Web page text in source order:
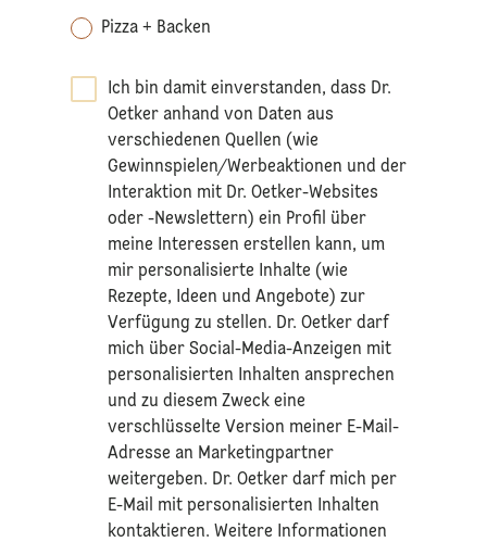
Pizza + Backen
Ich bin damit einverstanden, dass Dr.
Oetker anhand von Daten aus
verschiedenen Quellen (wie
Gewinnspielen/Werbeaktionen und der
Interaktion mit Dr. Oetker-Websites
oder -Newslettern) ein Profil über
meine Interessen erstellen kann, um
mir personalisierte Inhalte (wie
Rezepte, Ideen und Angebote) zur
Verfügung zu stellen. Dr. Oetker darf
mich über Social-Media-Anzeigen mit
personalisierten Inhalten ansprechen
und zu diesem Zweck eine
verschlüsselte Version meiner E-Mail-
Adresse an Marketingpartner
weitergeben. Dr. Oetker darf mich per
E-Mail mit personalisierten Inhalten
kontaktieren. Weitere Informationen